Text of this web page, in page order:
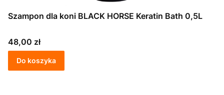
Szampon dla koni BLACK HORSE Keratin Bath 0,5L
Cena
48,00 zł
Do koszyka